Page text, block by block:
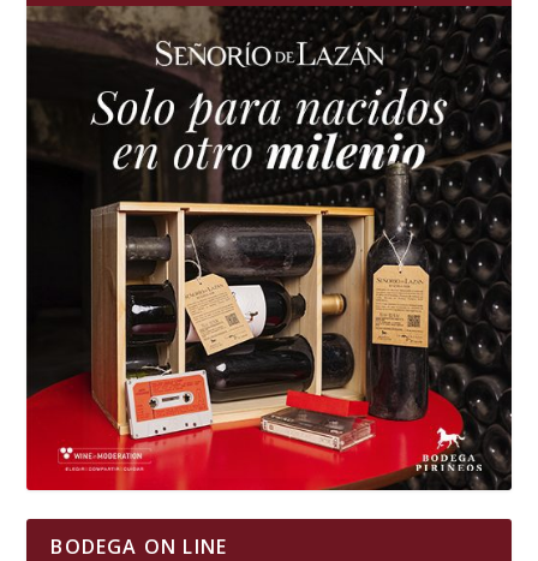
BODEGA ON LINE